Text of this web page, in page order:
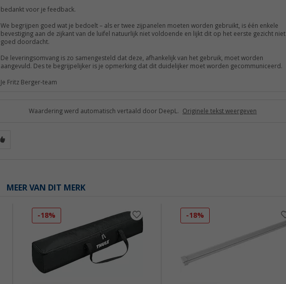
bedankt voor je feedback.
We begrijpen goed wat je bedoelt – als er twee zijpanelen moeten worden gebruikt, is één enkele
bevestiging aan de zijkant van de luifel natuurlijk niet voldoende en lijkt dit op het eerste gezicht niet
goed doordacht.
De leveringsomvang is zo samengesteld dat deze, afhankelijk van het gebruik, moet worden
aangevuld. Des te begrijpelijker is je opmerking dat dit duidelijker moet worden gecommuniceerd.
Je Fritz Berger-team
Waardering werd automatisch vertaald door DeepL. Originele tekst weergeven
MEER VAN DIT MERK
-18% -18%